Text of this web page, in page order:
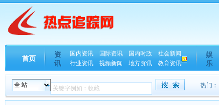
首页
资
讯
国内资讯 国际资讯 国内时政
社会新闻
行业资讯
视频新闻 地方资讯 教育资讯
娱
乐
热门：